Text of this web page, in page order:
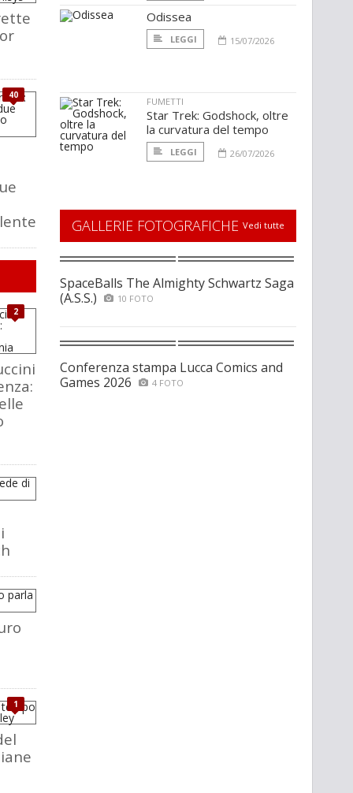
40
2
1
Odissea
LEGGI 15/07/2026
FUMETTI
Star Trek: Godshock, oltre
la curvatura del tempo
LEGGI 26/07/2026
GALLERIE FOTOGRAFICHE Vedi tutte
SpaceBalls The Almighty Schwartz Saga
(A.S.S.)
10 FOTO
Conferenza stampa Lucca Comics and
Games 2026
4 FOTO